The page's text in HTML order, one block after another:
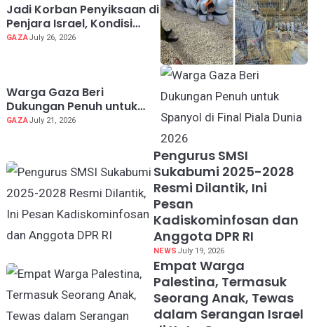
Jadi Korban Penyiksaan di
Penjara Israel, Kondisi
Dokter Palestina Terus
GAZAJuly 26, 2026
Warga Gaza Beri
Dukungan Penuh untuk
Spanyol di Final Piala
GAZAJuly 21, 2026
Pengurus SMSI
Sukabumi 2025-2028
Resmi Dilantik, Ini
Pesan
Kadiskominfosan dan
Anggota DPR RI
NEWS July 19, 2026
Empat Warga
Palestina, Termasuk
Seorang Anak, Tewas
dalam Serangan Israel